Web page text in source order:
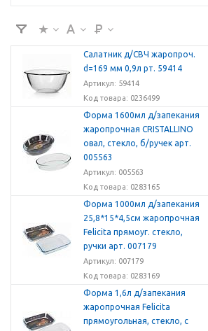
Салатник д/СВЧ жаропроч.
d=169 мм 0,9л рт. 59414
Артикул: 59414
Код товара: 0236499
Форма 1600мл д/запекания
жаропрочная CRISTALLINO
овал, стекло, б/ручек арт.
005563
Артикул: 005563
Код товара: 0283165
Форма 1000мл д/запекания
25,8*15*4,5см жаропрочная
Felicita прямоуг. стекло,
ручки арт. 007179
Артикул: 007179
Код товара: 0283169
Форма 1,6л д/запекания
жаропрочная Felicita
прямоугольная, стекло, с